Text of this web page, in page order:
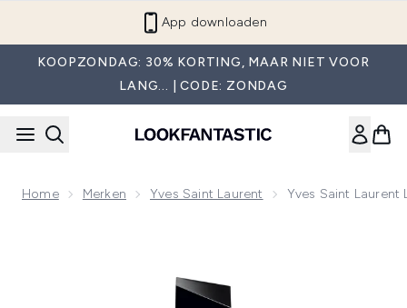
App downloaden
KOOPZONDAG: 30% KORTING, MAAR NIET VOOR
LANG... | CODE: ZONDAG
Home Merken Yves Saint Laurent Yves Saint Laurent